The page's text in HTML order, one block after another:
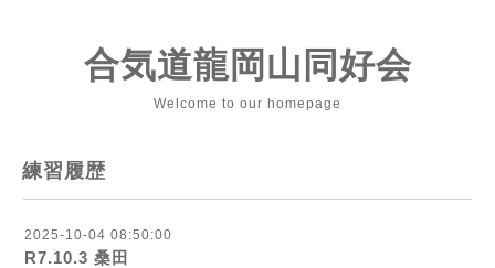
合気道龍岡山同好会
Welcome to our homepage
練習履歴
2025-10-04 08:50:00
R7.10.3 桑田